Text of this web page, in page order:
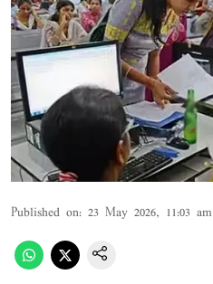
Published on: 23 May 2026, 11:03 am